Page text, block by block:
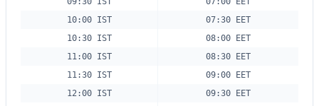
10:00 IST
07:30 EET
10:30 IST
08:00 EET
11:00 IST
08:30 EET
11:30 IST
09:00 EET
12:00 IST
09:30 EET